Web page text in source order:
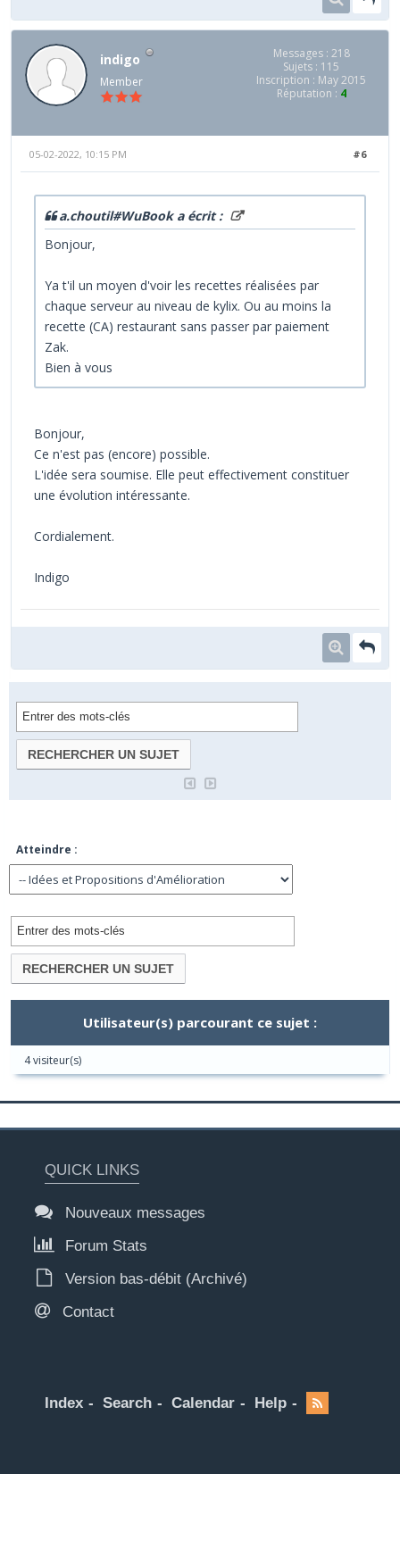
indigo
Member
Messages : 218
Sujets : 115
Inscription : May 2015
Réputation : 4
#6
05-02-2022, 10:15 PM
a.choutil#WuBook a écrit :
Bonjour,
Ya t'il un moyen d'voir les recettes réalisées par
chaque serveur au niveau de kylix. Ou au moins la
recette (CA) restaurant sans passer par paiement
Zak.
Bien à vous
Bonjour,
Ce n'est pas (encore) possible.
L'idée sera soumise. Elle peut effectivement constituer
une évolution intéressante.
Cordialement.
Indigo
Atteindre :
Utilisateur(s) parcourant ce sujet :
4 visiteur(s)
QUICK LINKS
Nouveaux messages
Forum Stats
Version bas-débit (Archivé)
Contact
Index Search Calendar Help